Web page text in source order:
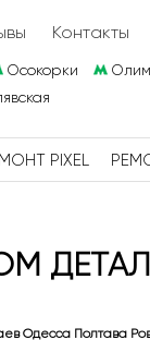
Контакты
Осокорки
PIXEL
Одесса Полтава